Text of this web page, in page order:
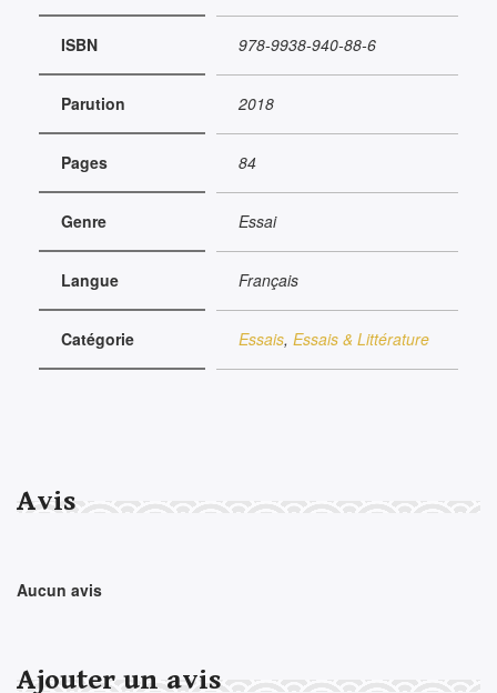
ISBN 978-9938-940-88-6
Parution 2018
Pages 84
Genre Essai
Langue Français
Catégorie Essais, Essais & Littérature
Avis
Aucun avis
Ajouter un avis